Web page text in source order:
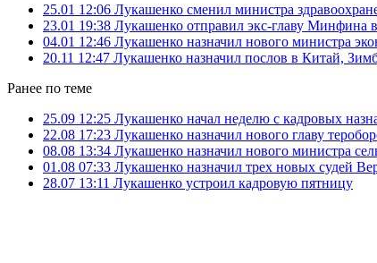
25.01 12:06 Лукашенко сменил министра
23.01 19:38 Лукашенко отправил экс-главу Минфина
04.01 12:46 Лукашенко назначил нового министра
20.11 12:47 Лукашенко назначил послов в Китай,
Ранее по теме
25.09 12:25 Лукашенко начал неделю с кадровых
22.08 17:23 Лукашенко назначил нового главу
08.08 13:34 Лукашенко назначил нового министра
01.08 07:33 Лукашенко назначил трех новых судей
28.07 13:11 Лукашенко устроил кадровую пятницу